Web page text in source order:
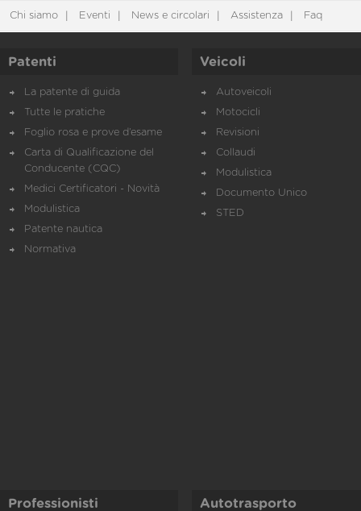
Chi siamo Eventi News e circolari Assistenza Faq
Patenti
La patente di guida
Tutte le pratiche
Foglio rosa e prove d’esame
Carta di Qualificazione del
Conducente (CQC)
Medici Certificatori - Novità
Modulistica
Patente nautica
Normativa
Veicoli
Autoveicoli
Motocicli
Revisioni
Collaudi
Modulistica
Documento Unico
STED
Professionisti Autotrasporto